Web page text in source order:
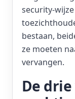
security-
bestaan,
ze moeten
vervangen.
De